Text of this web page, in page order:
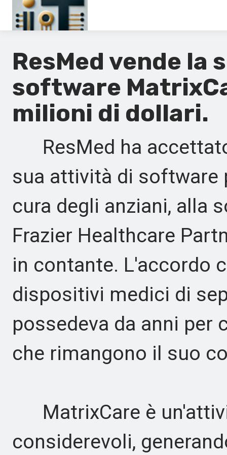
En
Es
Ru
ResMed vende
software
milioni di dollari.
ResMed ha
sua attività di software
cura degli anziani, alla
Frazier Healthcare
in contante. L'accordo
dispositivi medici di
possedeva da anni per
che rimangono il suo
MatrixCare è
considerevoli,